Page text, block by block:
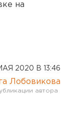
на
МАЯ 2020 В 13:46
Лобовикова